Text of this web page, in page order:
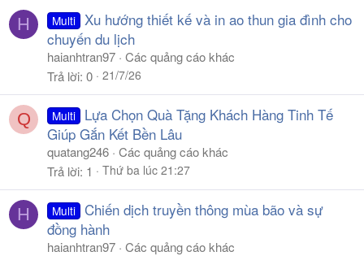
H Multi Xu hướng thiết kế và in ao thun gia đình cho
chuyến du lịch
haianhtran97 Các quảng cáo khác
Trả lời 0 21/7/26
Q Multi
Lựa Chọn Quà Tặng Khách Hàng Tinh Tế
Giúp Gắn Kết Bền Lâu
quatang246 Các quảng cáo khác
Trả lời 1 Thứ ba lúc 21:27
H Multi Chiến dịch truyền thông mùa bão và sự
đồng hành
haianhtran97 Các quảng cáo khác